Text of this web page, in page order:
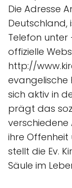
Die Adresse
Deutschland,
Telefon unter
offizielle
http://
evangelische
sich aktiv in
prägt das
ihre
stellt die Ev.
Säule im